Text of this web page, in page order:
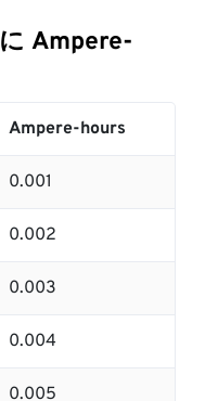
Ampere-
Ampere-hours
0.001
0.002
0.003
0.004
0.005